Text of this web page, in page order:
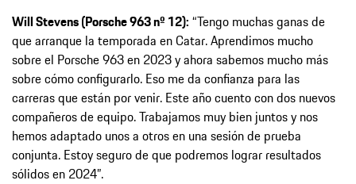
Will Stevens (Porsche 963 nº 12): “Tengo muchas ganas de
que arranque la temporada en Catar. Aprendimos mucho
sobre el Porsche 963 en 2023 y ahora sabemos mucho más
sobre cómo configurarlo. Eso me da confianza para las
carreras que están por venir. Este año cuento con dos nuevos
compañeros de equipo. Trabajamos muy bien juntos y nos
hemos adaptado unos a otros en una sesión de prueba
conjunta. Estoy seguro de que podremos lograr resultados
sólidos en 2024”.